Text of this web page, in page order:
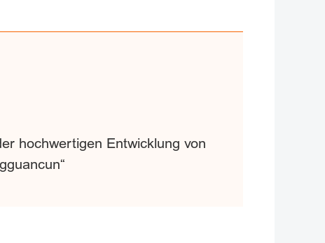
hochwertigen Entwicklung von